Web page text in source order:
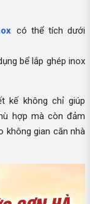
có thể tích dưới
bể lắp ghép inox
kế không chỉ giúp
hợp mà còn đảm
không gian căn nhà